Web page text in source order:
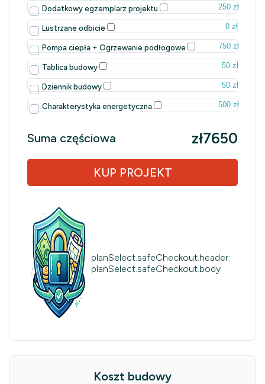
Dodatkowy egzemplarz projektu 250 zł
Lustrzane odbicie 0 zł
Pompa ciepła + Ogrzewanie podłogowe 750 zł
Tablica budowy 50 zł
Dziennik budowy 50 zł
Charakterystyka energetyczna 500 zł
Suma częściowa zł7650
KUP PROJEKT
planSelect.safeCheckout.header:
planSelect.safeCheckout.body
Koszt budowy